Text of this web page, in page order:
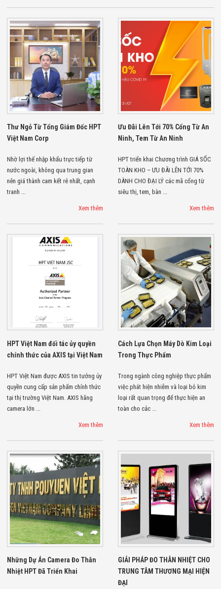
Ống Nhòm
Chuyên Dụng
Đo Lực - Sức
Căng - Sức
Nén
Máy Kiểm Tra
Khuyết Tật
Máy Kiểm Tra
Vết Nứt Sản
Máy Kiểm Tra
Bo Mạch Điện
Tử
Súng Bắn
Robot Tự Hành
Robot AI
THIẾT BỊ KIỂM
Cổng Phân Làn
Tự Động
Nhận Diện
Khuôn Mặt
Hệ Thống Điện
Nhẹ
Thiết Bị Theo
Ngành
Thiết Bị Ngành
Thực Phẩm
Thiết Bị Ngành
Thực Phẩm
Matrixcope
Thiết Bị Ngành
Thiết Bị Ngành
Giáo Dục
Thiết Bị Ngành
Giày Da, Túi
Khai
Dự Án Ngành
Thủy Sản
Dự Án Ngành
Thực Phẩm
Dự Án Ngành
Siêu Thị - Ngân
Dự Án Ngành
Giáo Dục -
Trường Học
Dự Án Ngành
Điện Tử
Dự Án Ngành
Thư Ngỏ Từ Tổng Giám Đốc HPT
Việt Nam Corp
Nhờ lợi thế nhập khẩu trực tiếp từ
nước ngoài, không qua trung gian
nên giá thành cam kết rẻ nhất, cạnh
tranh ...
Xem thêm
Ưu Đãi Lên Tới 70% Cổng Từ An
Ninh, Tem Từ An Ninh
HPT triển khai Chương trình GIÁ SỐC
TOÀN KHO – ƯU ĐÃI LÊN TỚI 70%
DÀNH CHO ĐẠI LÝ các mã cổng từ
siêu thị, tem, bàn ...
Xem thêm
HPT Việt Nam đối tác ủy quyền
chính thức của AXIS tại Việt Nam
HPT Việt Nam được AXIS tin tưởng ủy
quyền cung cấp sản phẩm chính thức
tại thị trường Việt Nam. AXIS hãng
camera lớn ...
Xem thêm
Cách Lựa Chọn Máy Dò Kim Loại
Trong Thực Phẩm
Trong ngành công nghiệp thực phẩm
việc phát hiện nhiễm và loại bỏ kim
loại rất quan trọng để thực hiện an
toàn cho cảc ...
Xem thêm
Những Dự Án Camera Đo Thân
Nhiệt HPT Đã Triển Khai
GIẢI PHÁP ĐO THÂN NHIỆT CHO
TRUNG TÂM THƯƠNG MẠI HIỆN
ĐẠI